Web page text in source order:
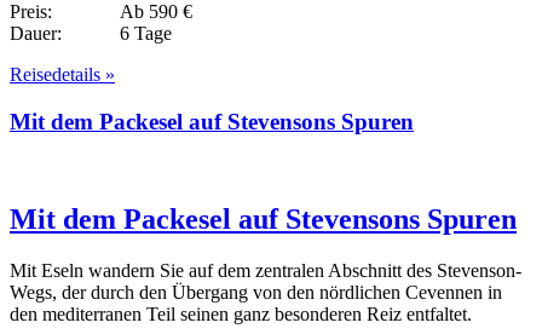
Preis:
Ab 590 €
Dauer:
6 Tage
Reisedetails »
Mit dem Packesel auf Stevensons Spuren
Mit dem Packesel auf Stevensons Spuren
Mit Eseln wandern Sie auf dem zentralen Abschnitt des Stevenson-
Wegs, der durch den Übergang von den nördlichen Cevennen in
den mediterranen Teil seinen ganz besonderen Reiz entfaltet.